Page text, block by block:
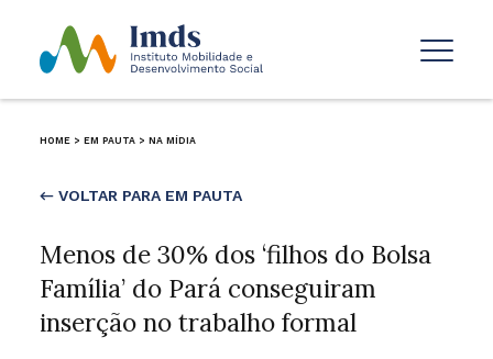
HOME > EM PAUTA > NA MÍDIA
← VOLTAR PARA EM PAUTA
Menos de 30% dos ‘filhos do Bolsa
Família’ do Pará conseguiram
inserção no trabalho formal